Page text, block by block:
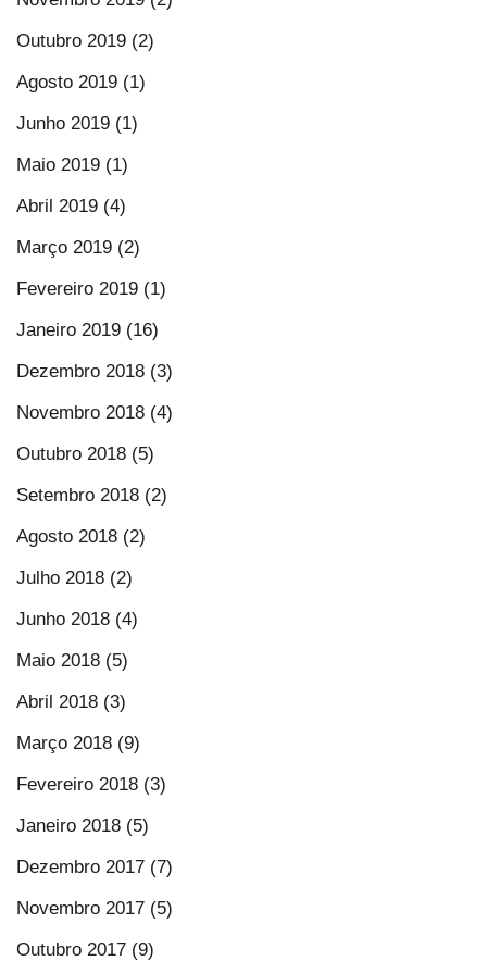
Outubro 2019 (2)
Agosto 2019 (1)
Junho 2019 (1)
Maio 2019 (1)
Abril 2019 (4)
Março 2019 (2)
Fevereiro 2019 (1)
Janeiro 2019 (16)
Dezembro 2018 (3)
Novembro 2018 (4)
Outubro 2018 (5)
Setembro 2018 (2)
Agosto 2018 (2)
Julho 2018 (2)
Junho 2018 (4)
Maio 2018 (5)
Abril 2018 (3)
Março 2018 (9)
Fevereiro 2018 (3)
Janeiro 2018 (5)
Dezembro 2017 (7)
Novembro 2017 (5)
Outubro 2017 (9)